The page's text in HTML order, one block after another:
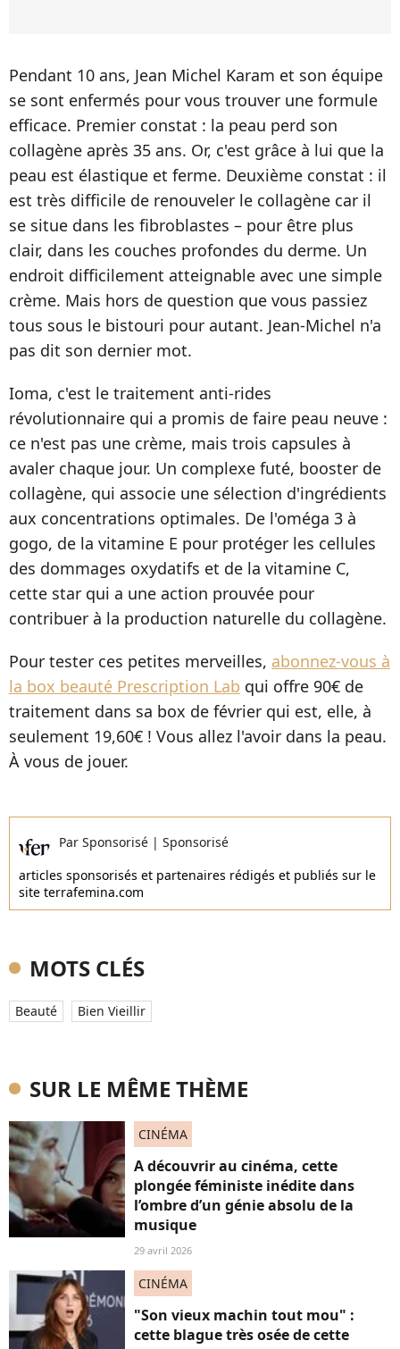
Pendant 10 ans, Jean Michel Karam et son équipe
se sont enfermés pour vous trouver une formule
efficace. Premier constat : la peau perd son
collagène après 35 ans. Or, c'est grâce à lui que la
peau est élastique et ferme. Deuxième constat : il
est très difficile de renouveler le collagène car il
se situe dans les fibroblastes – pour être plus
clair, dans les couches profondes du derme. Un
endroit difficilement atteignable avec une simple
crème. Mais hors de question que vous passiez
tous sous le bistouri pour autant. Jean-Michel n'a
pas dit son dernier mot.
Ioma, c'est le traitement anti-rides
révolutionnaire qui a promis de faire peau neuve :
ce n'est pas une crème, mais trois capsules à
avaler chaque jour. Un complexe futé, booster de
collagène, qui associe une sélection d'ingrédients
aux concentrations optimales. De l'oméga 3 à
gogo, de la vitamine E pour protéger les cellules
des dommages oxydatifs et de la vitamine C,
cette star qui a une action prouvée pour
contribuer à la production naturelle du collagène.
Pour tester ces petites merveilles, abonnez-vous à
la box beauté Prescription Lab qui offre 90€ de
traitement dans sa box de février qui est, elle, à
seulement 19,60€ ! Vous allez l'avoir dans la peau.
À vous de jouer.
Par Sponsorisé | Sponsorisé
articles sponsorisés et partenaires rédigés et publiés sur le
site terrafemina.com
MOTS CLÉS
Beauté Bien Vieillir
SUR LE MÊME THÈME
CINÉMA
A découvrir au cinéma, cette
plongée féministe inédite dans
l’ombre d’un génie absolu de la
musique
29 avril 2026
CINÉMA
"Son vieux machin tout mou" :
cette blague très osée de cette